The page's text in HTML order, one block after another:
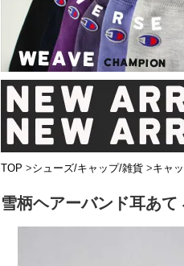
TOP >シューズ/キャップ/雑貨 >キャ
雪柄ヘアーバンド耳あて